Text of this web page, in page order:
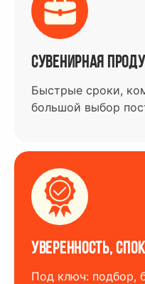
Сувенирная
Быстрые сроки,
большой выбор
Уверенность,
Под ключ: подбор,